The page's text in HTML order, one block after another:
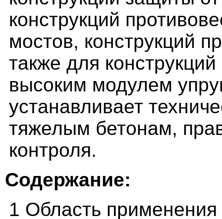
конструкций
мостов, конструкций
также для
высоким модулем
устанавливает
тяжелым бетонам,
контроля.
Содержание:
1 Область применения